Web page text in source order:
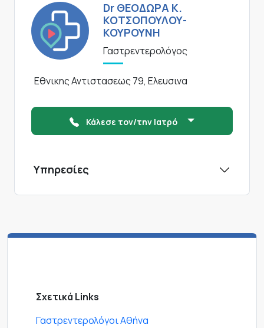
Dr ΘΕΟΔΩΡΑ Κ.
ΚΟΤΣΟΠΟΥΛΟΥ-
ΚΟΥΡΟΥΝΗ
Γαστρεντερολόγος
Εθνικης Αντιστασεως 79, Ελευσινα
Κάλεσε τον/την Ιατρό
Υπηρεσίες
Σχετικά Links
Γαστρεντερολόγοι Αθήνα